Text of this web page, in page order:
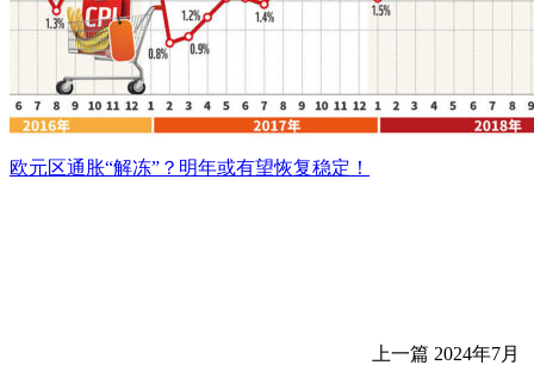
欧元区通胀“解冻”？明年或有望恢复稳定！
上一篇 2024年7月